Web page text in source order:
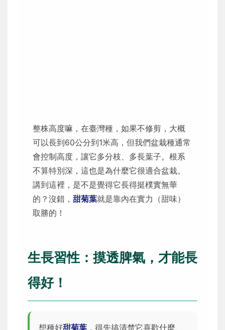
整株高度嘛，在臺灣種，如果不修剪，大概
可以長到60公分到1米高，但我們盆栽種通常
會控制高度，讓它多分枝、多長葉子。根系
不算特別深，這也是為什麼它很適合盆栽。
講到這裡，是不是覺得它長得挺樸實無華
的？沒錯， 甜菊葉就是靠內在實力（甜味）
取勝的！
生長習性：摸透脾氣，才能長
得好！
想種好甜菊葉 ，得先搞清楚它喜歡什麼、